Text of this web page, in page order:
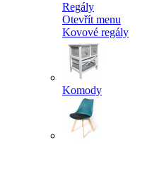
Regály
Otevřít menu
Kovové regály
Komody